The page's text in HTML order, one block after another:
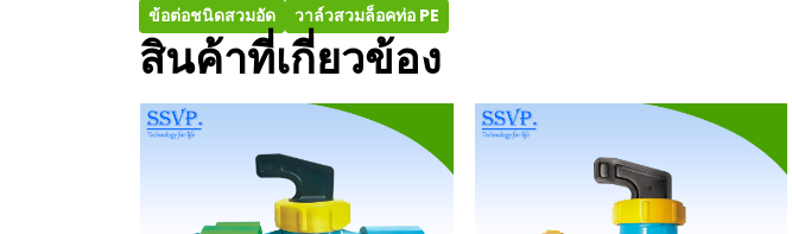
ข้อต่อชนิดสวมอัด
วาล์วสวมล็อคท่อ PE
สินค้าที่เกี่ยวข้อง